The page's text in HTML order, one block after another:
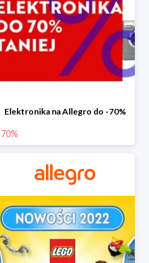
Elektronika na Allegro do -70%
70%